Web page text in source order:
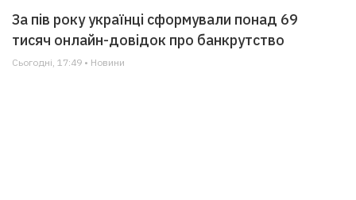
За пів року українці сформували понад 69
тисяч онлайн-довідок про банкрутство
Сьогодні, 17:49 • Новини